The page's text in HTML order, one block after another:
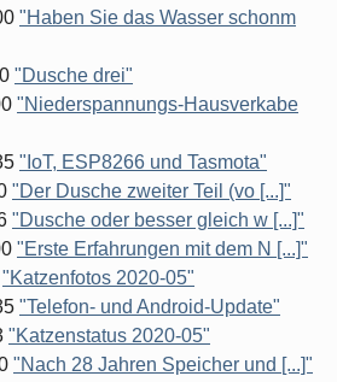
"Haben Sie das Wasser schonm
"Dusche drei"
"Niederspannungs-Hausverkabe
"IoT, ESP8266 und Tasmota"
"Der Dusche zweiter Teil (vo [...]"
"Dusche oder besser gleich w [...]"
"Erste Erfahrungen mit dem N [...]"
"Katzenfotos 2020-05"
"Telefon- und Android-Update"
"Katzenstatus 2020-05"
"Nach 28 Jahren Speicher und [...]"